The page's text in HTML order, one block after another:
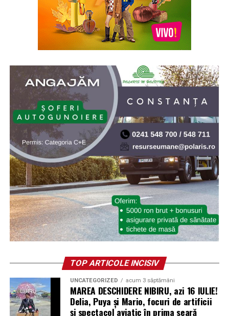
TOP ARTICOLE INCISIV
UNCATEGORIZED acum 3 săptămâni
MAREA DESCHIDERE NIBIRU, azi 16 IULIE!
Delia, Puya și Mario, focuri de artificii
și spectacol aviatic în prima seară